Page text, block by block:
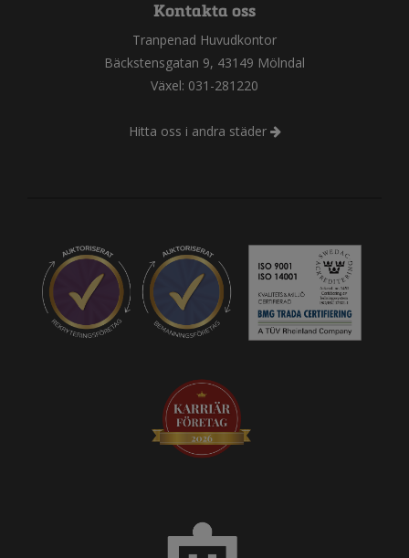
Kontakta oss
Tranpenad Huvudkontor
Bäckstensgatan 9, 43149 Mölndal
Växel: 031-281220
Hitta oss i andra städer